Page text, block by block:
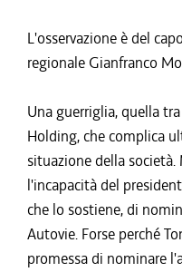
L'osservazione è del
regionale Gianfranco
Una guerriglia, quella
Holding, che complica
situazione della
l'incapacità del
che lo sostiene, di
Autovie. Forse perché
promessa di nominare